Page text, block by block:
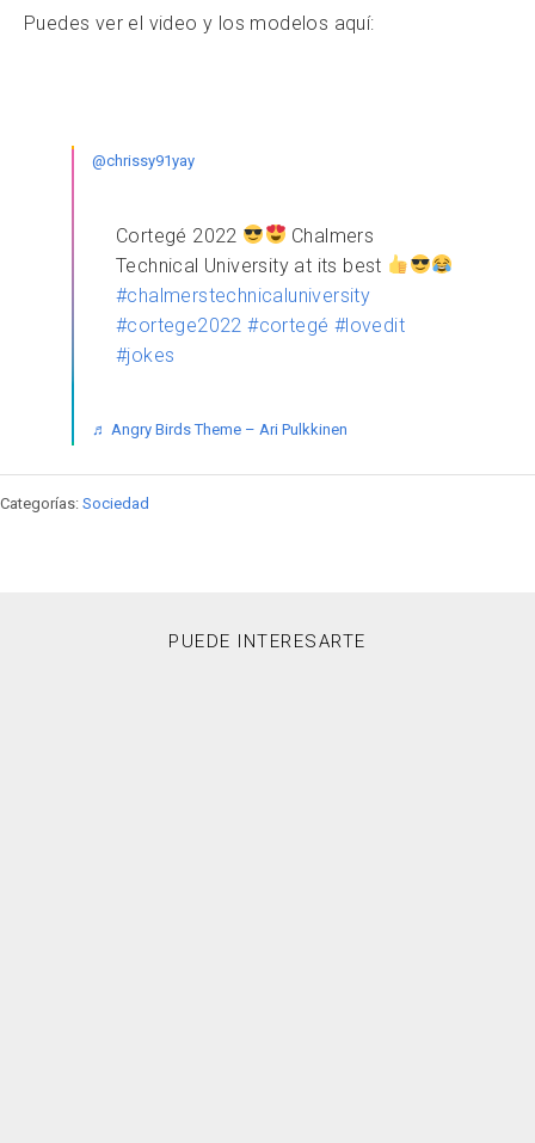
Puedes ver el video y los modelos aquí:
@chrissy91yay
Cortegé 2022
Chalmers
Technical University at its best
#chalmerstechnicaluniversity
#cortege2022 #cortegé #lovedit
#jokes
♬ Angry Birds Theme – Ari Pulkkinen
Categorías: Sociedad
PUEDE INTERESARTE